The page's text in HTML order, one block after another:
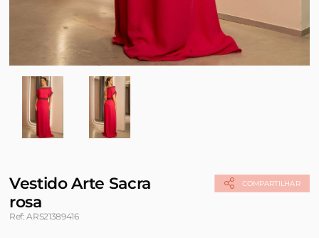
COMPARTILHAR
Vestido Arte Sacra
rosa
Ref: ARS21389416